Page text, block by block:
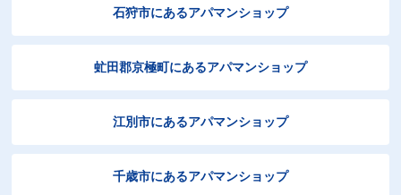
石狩市にあるアパマンショップ
虻田郡京極町にあるアパマンショップ
江別市にあるアパマンショップ
千歳市にあるアパマンショップ